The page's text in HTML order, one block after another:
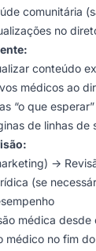
comunitária
no
conteúdo
médicos ao
“o que esperar”
de linhas de
→
(se
médica desde
médico no fim